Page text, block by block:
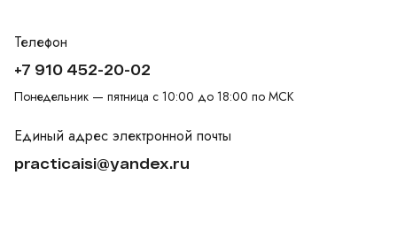
Телефон
+7 910 452-20-02
Понедельник — пятница с 10:00 до 18:00 по МСК
Единый адрес электронной почты
practicaisi@yandex.ru